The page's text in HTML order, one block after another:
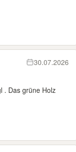
30.07.2026
. Das grüne Holz